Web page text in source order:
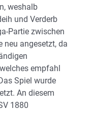
weshalb
und Verderb
Partie zwischen
neu angesetzt, da
empfahl
Spiel wurde
An diesem
1880